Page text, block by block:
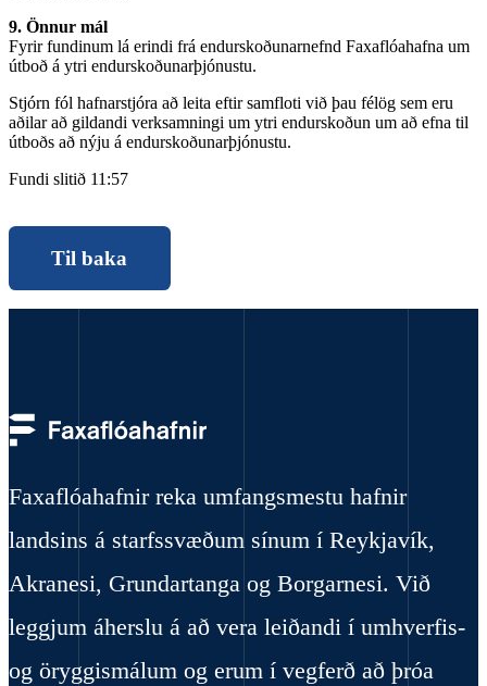
9. Önnur mál
Fyrir fundinum lá erindi frá endurskoðunarnefnd Faxaflóahafna um
útboð á ytri endurskoðunarþjónustu.
Stjórn fól hafnarstjóra að leita eftir samfloti við þau félög sem eru
aðilar að gildandi verksamningi um ytri endurskoðun um að efna til
útboðs að nýju á endurskoðunarþjónustu.
Fundi slitið 11:57
Til baka
Faxaflóahafnir reka umfangsmestu hafnir
landsins á starfssvæðum sínum í Reykjavík,
Akranesi, Grundartanga og Borgarnesi. Við
leggjum áherslu á að vera leiðandi í umhverfis-
og öryggismálum og erum í vegferð að þróa